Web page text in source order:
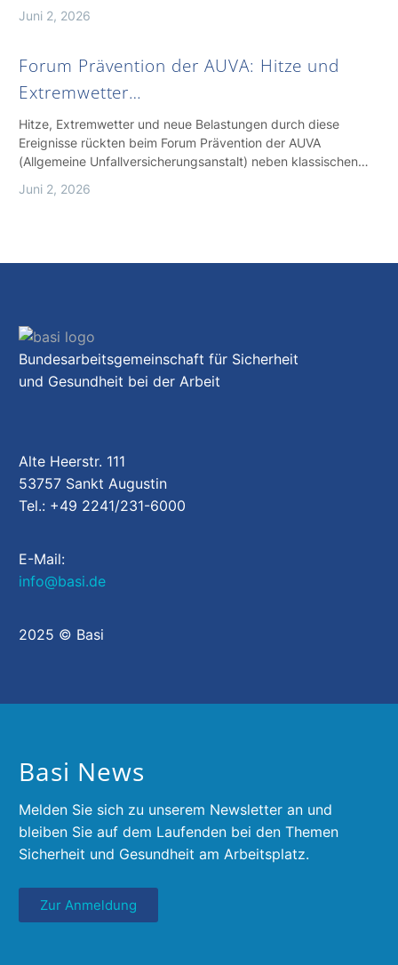
Juni 2, 2026
Forum Prävention der AUVA: Hitze und
Extremwetter…
Hitze, Extremwetter und neue Belastungen durch diese
Ereignisse rückten beim Forum Prävention der AUVA
(Allgemeine Unfallversicherungsanstalt) neben klassischen…
Juni 2, 2026
Bundesarbeitsgemeinschaft für Sicherheit
und Gesundheit bei der Arbeit
Alte Heerstr. 111
53757 Sankt Augustin
Tel.: +49 2241/231-6000
E-Mail:
info@basi.de
2025 © Basi
Basi News
Melden Sie sich zu unserem Newsletter an und
bleiben Sie auf dem Laufenden bei den Themen
Sicherheit und Gesundheit am Arbeitsplatz.
Zur Anmeldung